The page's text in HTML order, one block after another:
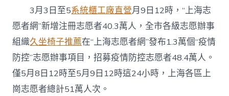
3月3日至5系統櫃工廠直營月9日12時，“上海志
愿者網”新增注冊志愿者40.3萬人，全市各級志愿辦事
組織久坐椅子推薦在“上海志愿者網”發布1.3萬個“疫情
防控”志愿辦事項目，招募疫情防控志愿者48.4萬人。
僅5月8日12時至5月9日12時這24小時，上海各區上
崗志愿者總計51萬人次。